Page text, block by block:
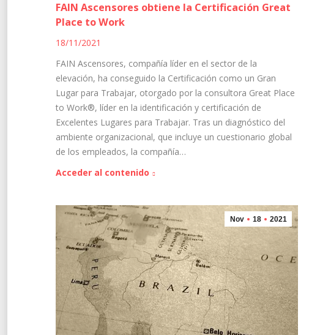
FAIN Ascensores obtiene la Certificación Great
Place to Work
18/11/2021
FAIN Ascensores, compañía líder en el sector de la
elevación, ha conseguido la Certificación como un Gran
Lugar para Trabajar, otorgado por la consultora Great Place
to Work®, líder en la identificación y certificación de
Excelentes Lugares para Trabajar. Tras un diagnóstico del
ambiente organizacional, que incluye un cuestionario global
de los empleados, la compañía…
Acceder al contenido
Nov 18 2021